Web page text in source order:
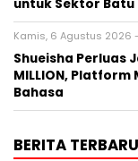
untuk Sektor Batu
Kamis, 6 Agustus 2026 -
Shueisha Perluas
MILLION,
Bahasa
BERITA TERBARU